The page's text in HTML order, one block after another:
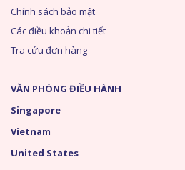
Chính sách bảo mật
Các điều khoản chi tiết
Tra cứu đơn hàng
VĂN PHÒNG ĐIỀU HÀNH
Singapore
Vietnam
United States